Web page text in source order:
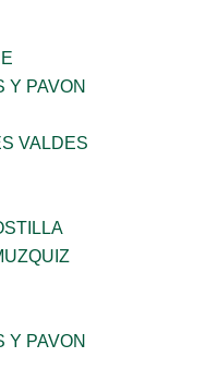
Y PAVON
VALDES
Y PAVON